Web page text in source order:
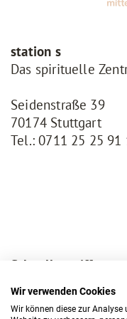
station s
Das spirituelle
Seidenstraße 39
70174 Stuttgart
Tel.:0711 25 25 91
Schnellzugriffe
Angebotsfinder
Gottesdienstfinder
Wir verwenden Cookies
Wir können diese zur Analyse